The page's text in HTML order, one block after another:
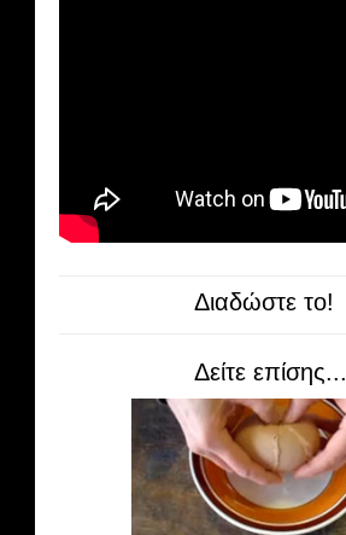
Διαδώστε το!
Δείτε επίσης...